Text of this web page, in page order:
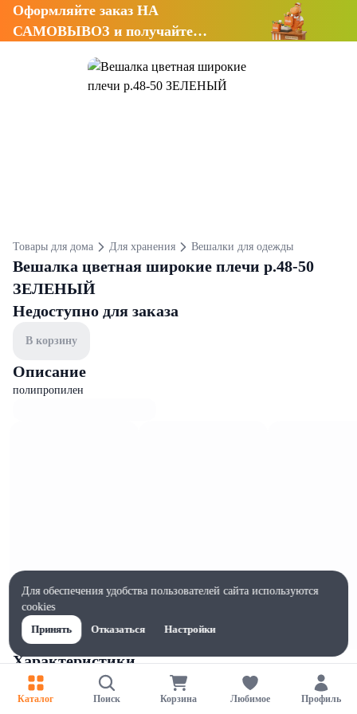
Оформляйте заказ НА
САМОВЫВОЗ и получайте
Товары для дома Для хранения Вешалки для одежды
Вешалка цветная широкие плечи р.48-50
ЗЕЛЕНЫЙ
Недоступно для заказа
В корзину
Описание
полипропилен
Характеристики
Ширина, мм
30
Каталог Поиск Корзина Любимое Профиль
Для обеспечения удобства пользователей сайта используются
cookies
Принять
Отказаться Настройки